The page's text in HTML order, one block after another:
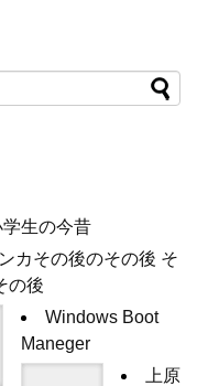
生の今昔
カその後のその後 そ
の後
Windows Boot
Maneger
上原